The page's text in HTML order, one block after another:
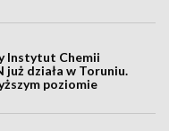
Instytut Chemii
już działa w Toruniu.
poziomie